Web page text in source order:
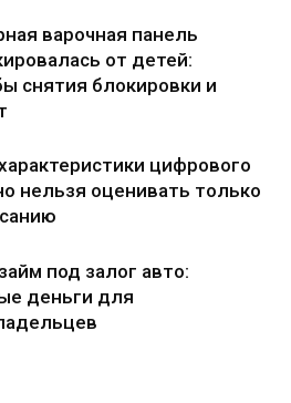
варочная панель
от детей:
снятия блокировки и
цифрового
нельзя оценивать только
под залог авто:
деньги для